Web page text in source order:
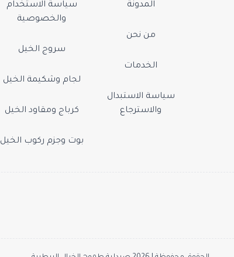
المدونة
من نحن
الخدمات
سياسة الاستبدال
والاسترجاع
سياسة الاستخدام
والخصوصية
سروج الخيل
لجام وشكيمة الخيل
كرباج ومقاود الخيل
بوت وجزم ركوب الخيل